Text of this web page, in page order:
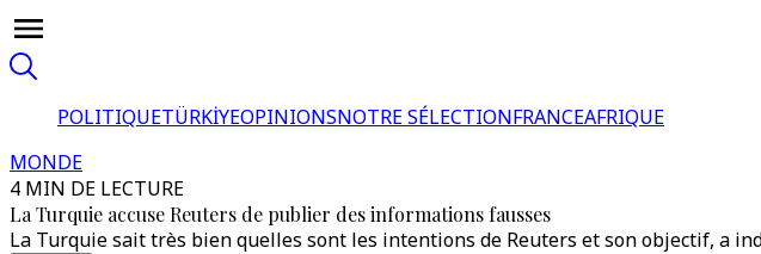
POLITIQUETÜRKİYEOPINIONSNOTRE SÉLECTIONFRANCEAFRIQUE
MONDE
4 MIN DE LECTURE
La Turquie accuse Reuters de publier des informations fausses
La Turquie sait très bien quelles sont les intentions de Reuters et son objectif, a